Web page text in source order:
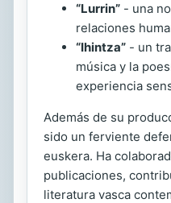
“Lurrin” - una
relaciones
“Ihintza” - un
música y la
experiencia
Además de su
sido un ferviente
euskera. Ha
publicaciones,
literatura vasca